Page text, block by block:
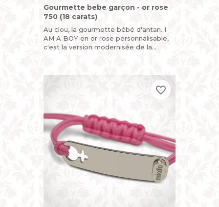
Gourmette bebe garçon - or rose
750 (18 carats)
Au clou, la gourmette bébé d'antan. I
AM A BOY en or rose personnalisable,
c'est la version modernisée de la
favorite_border
favorite_border
favorite_border